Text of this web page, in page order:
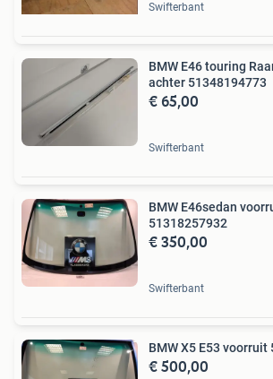
Swifterbant
BMW E46 touring
achter 51348194773
€ 65,00
Swifterbant
BMW E46sedan
51318257932
€ 350,00
Swifterbant
BMW X5 E53
€ 500,00